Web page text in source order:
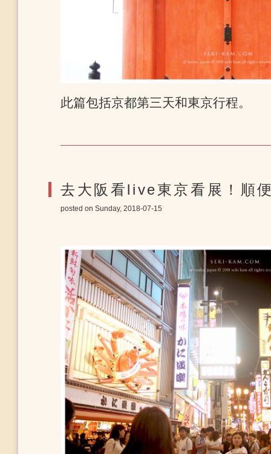
此篇包括京都第三天和東京行程。
去大阪看live東京看展！順
posted on Sunday, 2018-07-15